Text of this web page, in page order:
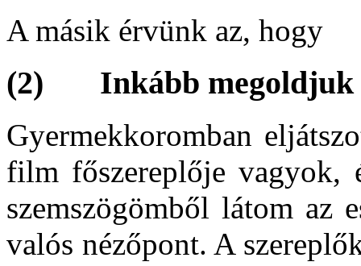
A másik érvünk az, hogy
(2) Inkább megoldjuk
Gyermekkoromban
film főszereplője vagyok,
szemszögömből látom az
valós nézőpont. A